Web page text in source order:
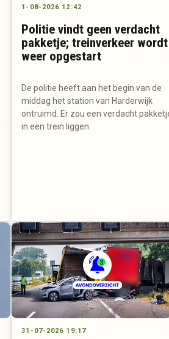
1-08-2026 12:42
Politie vindt geen verdacht
pakketje; treinverkeer wordt
weer opgestart
De politie heeft aan het begin van de
middag het station van Harderwijk
ontruimd. Er zou een verdacht
in een trein liggen.
31-07-2026 19:17